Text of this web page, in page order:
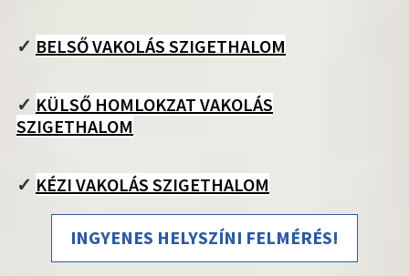
✓ BELSŐ VAKOLÁS SZIGETHALOM
✓ KÜLSŐ HOMLOKZAT VAKOLÁS
SZIGETHALOM
✓ KÉZI VAKOLÁS SZIGETHALOM
INGYENES HELYSZÍNI FELMÉRÉS!